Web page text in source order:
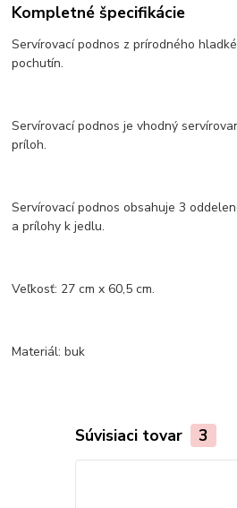
Kompletné špecifikácie
Servírovací podnos z prírodného
pochutín.
Servírovací podnos je vhodný
príloh.
Servírovací podnos obsahuje 3
a prílohy k jedlu.
Veľkosť: 27 cm x 60,5 cm.
Materiál: buk
Súvisiaci tovar 3